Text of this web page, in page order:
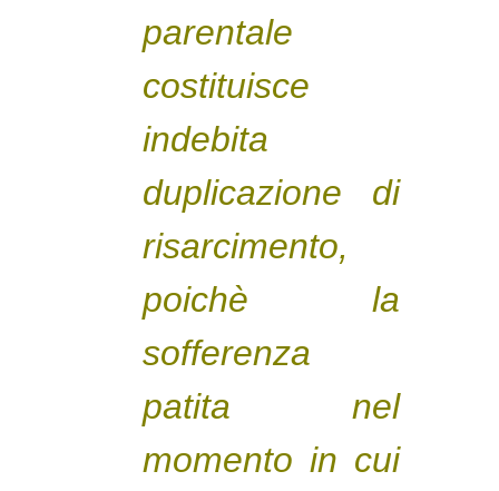
parentale
costituisce
indebita
duplicazione di
risarcimento,
poichè la
sofferenza
patita nel
momento in cui